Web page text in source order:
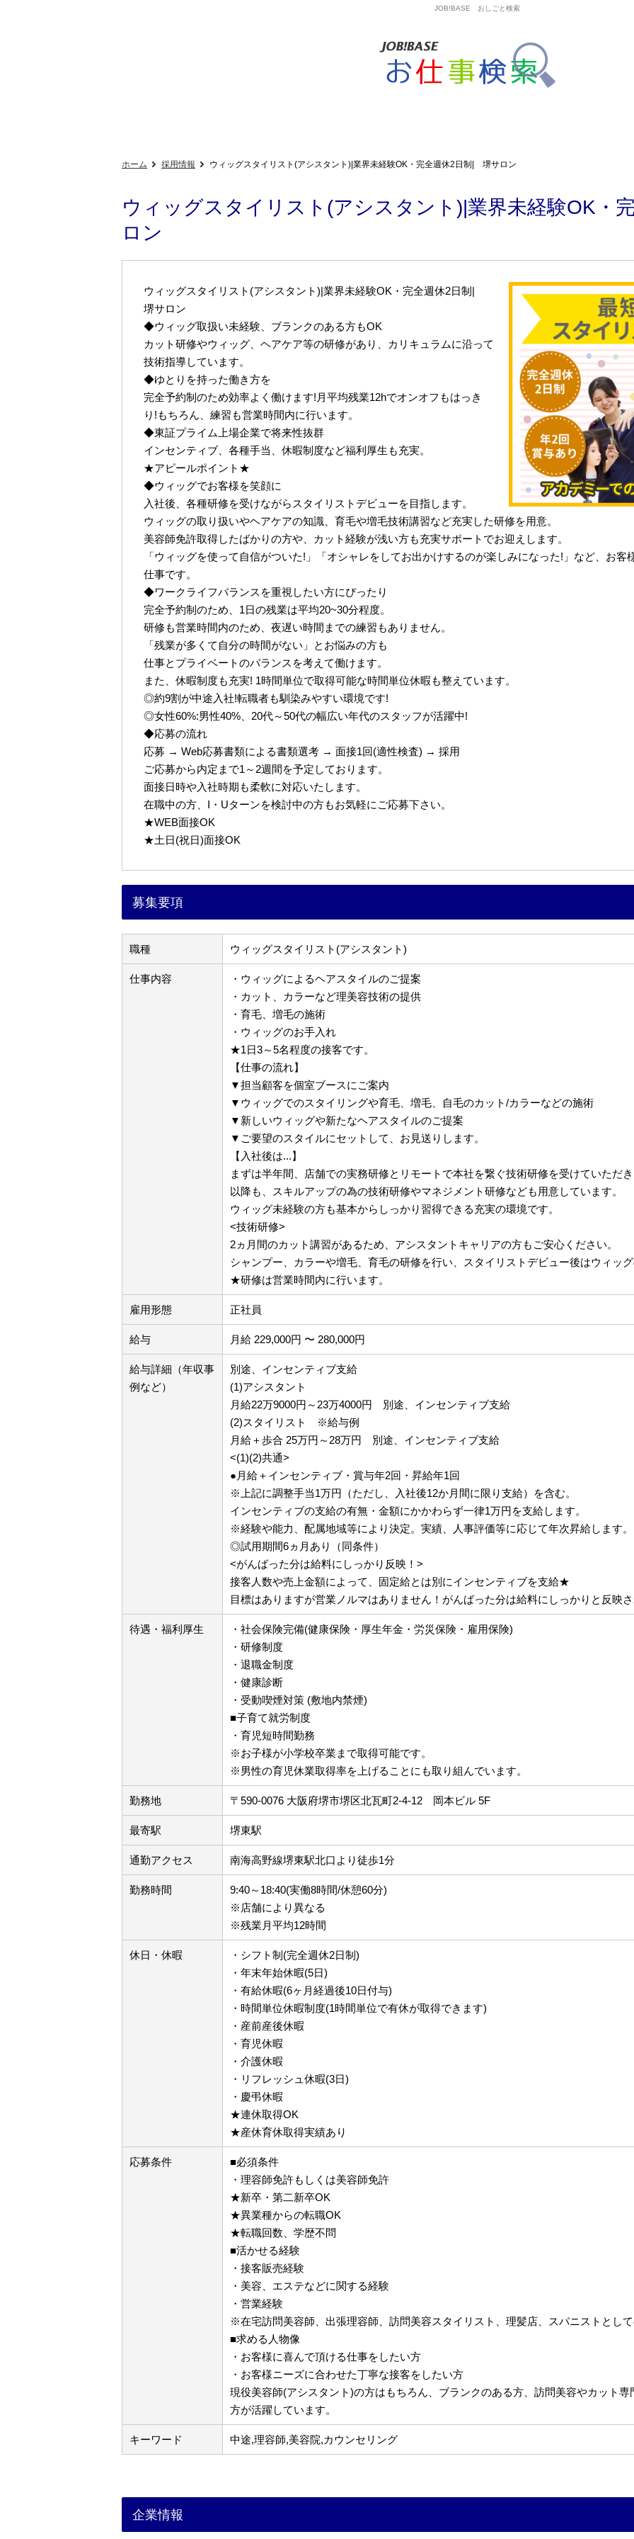
JOB!BASE おしごと検索
ホーム 採用情報 ウィッグスタイリスト(アシスタント)|業界未経験OK・完全週休2日制| 堺サロン
ウィッグスタイリスト(アシスタント)|業界未経験OK・
ロン
ウィッグスタイリスト(アシスタント)|業界未経験OK・完全週休2日制|
堺サロン
◆ウィッグ取扱い未経験、ブランクのある方もOK
カット研修やウィッグ、ヘアケア等の研修があり、カリキュラムに沿って
技術指導しています。
◆ゆとりを持った働き方を
完全予約制のため効率よく働けます!月平均残業12hでオンオフもはっき
り!もちろん、練習も営業時間内に行います。
◆東証プライム上場企業で将来性抜群
インセンティブ、各種手当、休暇制度など福利厚生も充実。
★アピールポイント★
◆ウィッグでお客様を笑顔に
入社後、各種研修を受けながらスタイリストデビューを目指します。
ウィッグの取り扱いやヘアケアの知識、育毛や増毛技術講習など充実した研修を用意。
美容師免許取得したばかりの方や、カット経験が浅い方も充実サポートでお迎えします。
「ウィッグを使って自信がついた!」「オシャレをしてお出かけするのが楽しみになった!」など、お
仕事です。
◆ワークライフバランスを重視したい方にぴったり
完全予約制のため、1日の残業は平均20~30分程度。
研修も営業時間内のため、夜遅い時間までの練習もありません。
「残業が多くて自分の時間がない」とお悩みの方も
仕事とプライベートのバランスを考えて働けます。
また、休暇制度も充実! 1時間単位で取得可能な時間単位休暇も整えています。
◎約9割が中途入社!転職者も馴染みやすい環境です!
◎女性60%:男性40%、20代～50代の幅広い年代のスタッフが活躍中!
◆応募の流れ
応募 → Web応募書類による書類選考 → 面接1回(適性検査) → 採用
ご応募から内定まで1～2週間を予定しております。
面接日時や入社時期も柔軟に対応いたします。
在職中の方、I・Uターンを検討中の方もお気軽にご応募下さい。
★WEB面接OK
★土日(祝日)面接OK
募集要項
職種 ウィッグスタイリスト(アシスタント)
仕事内容
・ウィッグによるヘアスタイルのご提案
・カット、カラーなど理美容技術の提供
・育毛、増毛の施術
・ウィッグのお手入れ
★1日3～5名程度の接客です。
【仕事の流れ】
▼担当顧客を個室ブースにご案内
▼ウィッグでのスタイリングや育毛、増毛、自毛のカット/カラーなどの施術
▼新しいウィッグや新たなヘアスタイルのご提案
▼ご要望のスタイルにセットして、お見送りします。
【入社後は...】
まずは半年間、店舗での実務研修とリモートで本社を繋ぐ技術研修を受けていただ
以降も、スキルアップの為の技術研修やマネジメント研修なども用意しています。
ウィッグ未経験の方も基本からしっかり習得できる充実の環境です。
<技術研修>
2ヵ月間のカット講習があるため、アシスタントキャリアの方もご安心ください。
シャンプー、カラーや増毛、育毛の研修を行い、スタイリストデビュー後はウィッ
★研修は営業時間内に行います。
雇用形態 正社員
給与 月給 229,000円 〜 280,000円
給与詳細（年収事
例など）
別途、インセンティブ支給
(1)アシスタント
月給22万9000円～23万4000円 別途、インセンティブ支給
(2)スタイリスト ※給与例
月給＋歩合 25万円～28万円 別途、インセンティブ支給
<(1)(2)共通>
●月給＋インセンティブ・賞与年2回・昇給年1回
※上記に調整手当1万円（ただし、入社後12か月間に限り支給）を含む。
インセンティブの支給の有無・金額にかかわらず一律1万円を支給します。
※経験や能力、配属地域等により決定。実績、人事評価等に応じて年次昇給します。
◎試用期間6ヵ月あり（同条件）
<がんばった分は給料にしっかり反映！>
接客人数や売上金額によって、固定給とは別にインセンティブを支給★
目標はありますが営業ノルマはありません！がんばった分は給料にしっかりと反映
待遇・福利厚生
・社会保険完備(健康保険・厚生年金・労災保険・雇用保険)
・研修制度
・退職金制度
・健康診断
・受動喫煙対策 (敷地内禁煙)
■子育て就労制度
・育児短時間勤務
※お子様が小学校卒業まで取得可能です。
※男性の育児休業取得率を上げることにも取り組んでいます。
勤務地 〒590-0076 大阪府堺市堺区北瓦町2-4-12 岡本ビル 5F
最寄駅 堺東駅
通勤アクセス 南海高野線堺東駅北口より徒歩1分
勤務時間
9:40～18:40(実働8時間/休憩60分)
※店舗により異なる
※残業月平均12時間
休日・休暇
・シフト制(完全週休2日制)
・年末年始休暇(5日)
・有給休暇(6ヶ月経過後10日付与)
・時間単位休暇制度(1時間単位で有休が取得できます)
・産前産後休暇
・育児休暇
・介護休暇
・リフレッシュ休暇(3日)
・慶弔休暇
★連休取得OK
★産休育休取得実績あり
応募条件
■必須条件
・理容師免許もしくは美容師免許
★新卒・第二新卒OK
★異業種からの転職OK
★転職回数、学歴不問
■活かせる経験
・接客販売経験
・美容、エステなどに関する経験
・営業経験
※在宅訪問美容師、出張理容師、訪問美容スタイリスト、理髪店、スパニストとし
■求める人物像
・お客様に喜んで頂ける仕事をしたい方
・お客様ニーズに合わせた丁寧な接客をしたい方
現役美容師(アシスタント)の方はもちろん、ブランクのある方、訪問美容やカット
方が活躍しています。
キーワード 中途,理容師,美容院,カウンセリング
企業情報